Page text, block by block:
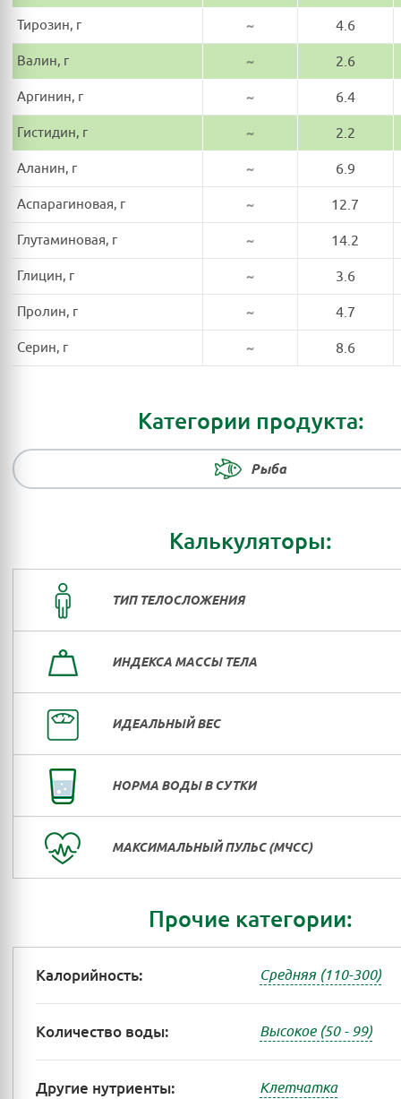
Тирозин, г ~ 4.6
Валин, г ~ 2.6
Аргинин, г ~ 6.4
Гистидин, г ~ 2.2
Аланин, г ~ 6.9
Аспарагиновая, г ~ 12.7
Глутаминовая, г ~ 14.2
Глицин, г ~ 3.6
Пролин, г ~ 4.7
Серин, г ~ 8.6
Категории продукта:
Рыба
Калькуляторы:
ТИП ТЕЛОСЛОЖЕНИЯ
ИНДЕКСА МАССЫ ТЕЛА
ИДЕАЛЬНЫЙ ВЕС
НОРМА ВОДЫ В СУТКИ
МАКСИМАЛЬНЫЙ ПУЛЬС (МЧСС)
Прочие категории:
Калорийность: Средняя (110-300)
Количество воды: Высокое (50 - 99)
Другие нутриенты: Клетчатка